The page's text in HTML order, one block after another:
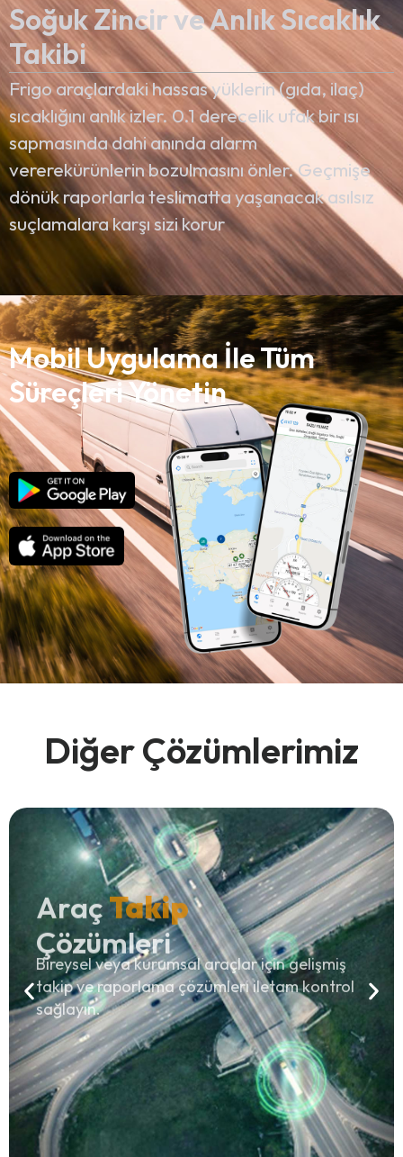
Soğuk Zincir ve Anlık Sıcaklık
Takibi
Frigo araçlardaki hassas yüklerin (gıda, ilaç)
sıcaklığını anlık izler. 0.1 derecelik ufak bir ısı
sapmasında dahi anında alarm
vererekürünlerin bozulmasını önler. Geçmişe
dönük raporlarla teslimatta yaşanacak asılsız
suçlamalara karşı sizi korur
Mobil Uygulama İle Tüm
Süreçleri Yönetin
Diğer Çözümlerimiz
AraçTakip
Çözümleri
Bireysel veya kurumsal araçlar için gelişmiş
takip ve raporlama çözümleri iletam kontrol
sağlayın.